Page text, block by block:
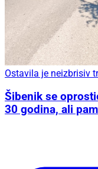
Ostavila je neizbrisiv
Šibenik se
30 godina, ali